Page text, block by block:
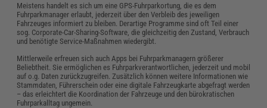
Meistens handelt es sich um eine GPS-Fuhrparkortung, die es dem
Fuhrparkmanager erlaubt, jederzeit über den Verbleib des jeweiligen
Fahrzeuges informiert zu bleiben. Derartige Programme sind oft Teil einer
sog. Corporate-Car-Sharing-Software, die gleichzeitig den Zustand, Verbrauch
und benötigte Service-Maßnahmen wiedergibt.
Mittlerweile erfreuen sich auch Apps bei Fuhrparkmanagern größerer
Beliebtheit. Sie ermöglichen es Fuhrparkverantwortlichen, jederzeit und mobil
auf o.g. Daten zurückzugreifen. Zusätzlich können weitere Informationen wie
Stammdaten, Führerschein oder eine digitale Fahrzeugkarte abgefragt werden
– das erleichtert die Koordination der Fahrzeuge und den bürokratischen
Fuhrparkalltag ungemein.